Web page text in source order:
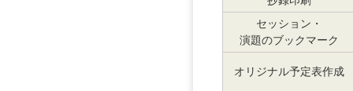
セッション・
演題のブックマーク
オリジナル予定表作成